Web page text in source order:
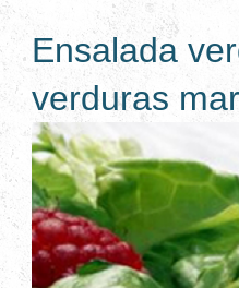
Ensalada
verduras